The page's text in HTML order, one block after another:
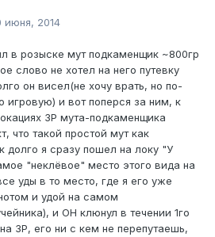
июня, 2014
в розыске мут подкаменщик ~800гр
слово не хотел на него путевку
он висел(не хочу врать, но по-
игровую) и вот поперся за ним, к
ЗР мута-подкаменщика
что такой простой мут как
долго я сразу пошел на локу "У
"неклёвое" место этого вида на
уды в то место, где я его уже
и удой на самом
и ОН клюнул в течении 1го
ЗР, его ни с кем не перепутаешь,